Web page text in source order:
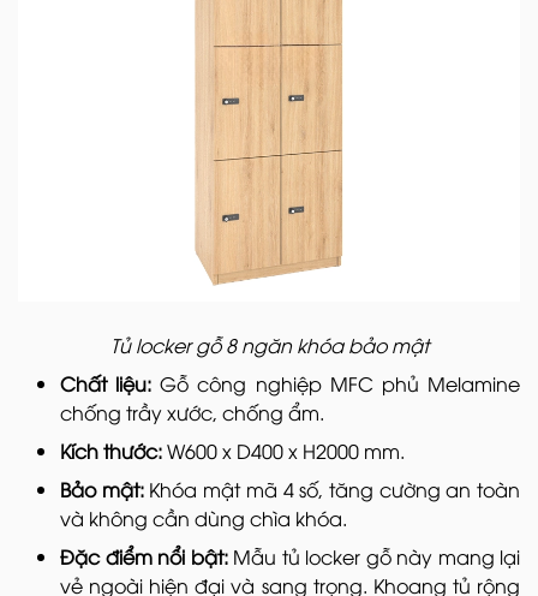
Tủ locker gỗ 8 ngăn khóa bảo mật
Chất liệu:Gỗ công nghiệp MFC phủ Melamine
chống trầy xước, chống ẩm.
Kích thước:W600 x D400 x H2000 mm.
Bảo mật:Khóa mật mã 4 số, tăng cường an toàn
và không cần dùng chìa khóa.
Đặc điểm nổi bật: Mẫu tủ locker gỗ này mang lại
vẻ ngoài hiện đại và sang trọng. Khoang tủ rộng